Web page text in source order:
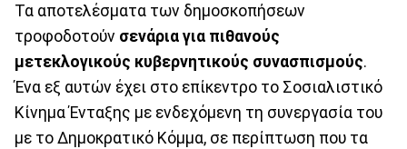
Τα αποτελέσματα των δημοσκοπήσεων
τροφοδοτούν σενάρια για πιθανούς
μετεκλογικούς κυβερνητικούς συνασπισμούς.
Ένα εξ αυτών έχει στο επίκεντρο το Σοσιαλιστικό
Κίνημα Ένταξης με ενδεχόμενη τη συνεργασία του
με το Δημοκρατικό Κόμμα, σε περίπτωση που τα